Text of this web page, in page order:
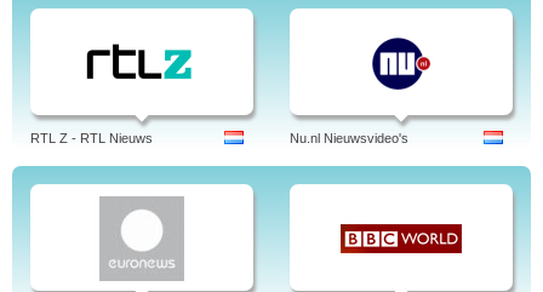
Sports, Hamburger Fight, Dog Stable, Hockey, Hockeyallsvenskan, Hockey
Tags: expressen tv, tablå, räv, expressen tvillingar, os, se, android, blogg,
expressen tv, .se, tv14, 14, sport, birro, sd, bilaga, vildsvin, tv4, 14
svenska.
RTL Z - RTL Nieuws Nu.nl Nieuwsvideo's